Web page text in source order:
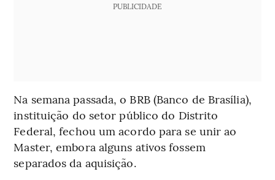
PUBLICIDADE
Na semana passada, o BRB (Banco de Brasília),
instituição do setor público do Distrito
Federal, fechou um acordo para se unir ao
Master, embora alguns ativos fossem
separados da aquisição.